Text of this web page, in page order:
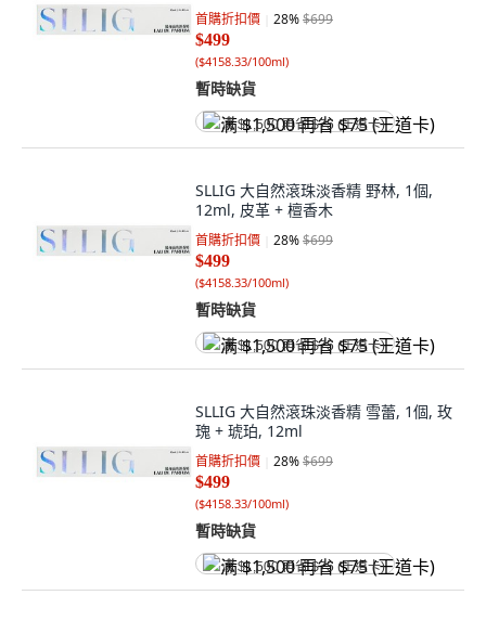
首購折扣價 28%$699
$499
($4158.33/100ml)
暫時缺貨
满 $1,500 再省 $75 (王道卡)
SLLIG 大自然滾珠淡香精 野林, 1個,
12ml, 皮革 + 檀香木
首購折扣價 28%$699
$499
($4158.33/100ml)
暫時缺貨
满 $1,500 再省 $75 (王道卡)
SLLIG 大自然滾珠淡香精 雪蕾, 1個, 玫
瑰 + 琥珀, 12ml
首購折扣價 28%$699
$499
($4158.33/100ml)
暫時缺貨
满 $1,500 再省 $75 (王道卡)